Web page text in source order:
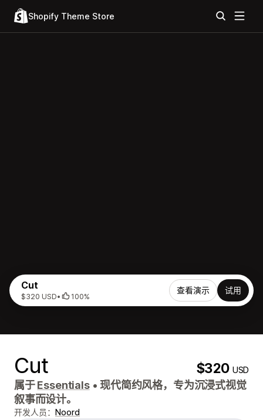
Shopify Theme Store
Cut
$320 USD• 100%
查看演示 试用
Cut $320USD
属于Essentials • 现代简约风格，专为沉浸式视觉
叙事而设计。
开发人员： Noord